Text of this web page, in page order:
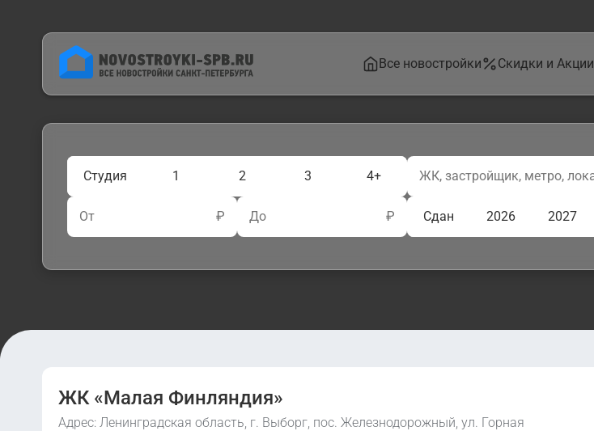
Все новостройки Скидки и Акции
Студия 1 2 3 4+
От ₽ До ₽ Сдан 2026 2027
ЖК «Малая Финляндия»
Адрес: Ленинградская область, г. Выборг, пос. Железнодорожный, ул. Горная